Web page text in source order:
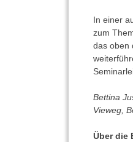
In einer
zum
das oben
Bettina
Vieweg,
Über die